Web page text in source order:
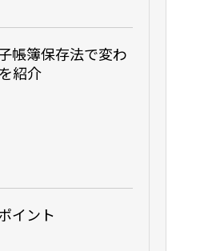
帳簿保存法で変わ
紹介
イント